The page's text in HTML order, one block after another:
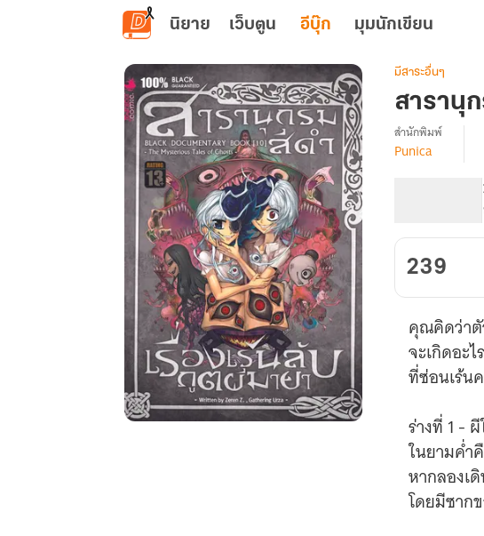
ข้ามไปยังเนื้อหาหลัก
นิยาย เว็บตูน อีบุ๊ก มุมนักเขียน
มีสาระอื่นๆ
สารานุ
เรื่อง
สำนักพิมพ์
Punica
239
คุณคิดว่าตั
จะเกิดอะ
ที่ซ่อนเร้น
ร่างที่ 1 -
ในยามค่ำ
หากลองเ
โดยมีซาก